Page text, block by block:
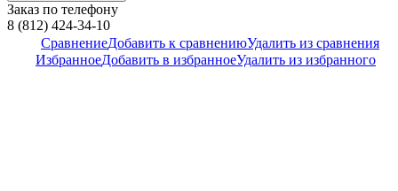
Заказ по телефону
8 (812) 424-34-10
СравнениеДобавить к сравнениюУдалить из сравнения
ИзбранноеДобавить в избранноеУдалить из избранного